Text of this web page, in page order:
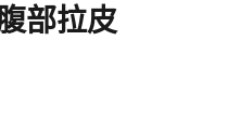
部拉皮